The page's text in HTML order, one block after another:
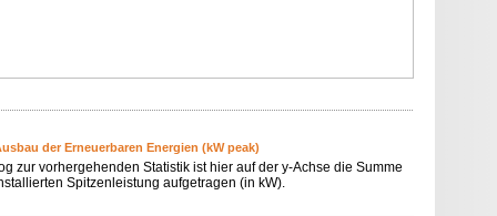
der Erneuerbaren Energien (kW peak)
zur vorhergehenden Statistik ist hier auf der y-Achse die Summe
Spitzenleistung aufgetragen (in kW).